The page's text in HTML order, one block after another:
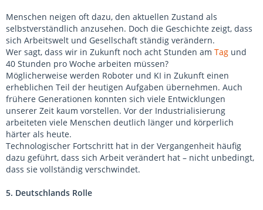
Menschen neigen oft dazu, den aktuellen Zustand als
selbstverständlich anzusehen. Doch die Geschichte zeigt, dass
sich Arbeitswelt und Gesellschaft ständig verändern.
Wer sagt, dass wir in Zukunft noch acht Stunden am Tag und
40 Stunden pro Woche arbeiten müssen?
Möglicherweise werden Roboter und KI in Zukunft einen
erheblichen Teil der heutigen Aufgaben übernehmen. Auch
frühere Generationen konnten sich viele Entwicklungen
unserer Zeit kaum vorstellen. Vor der Industrialisierung
arbeiteten viele Menschen deutlich länger und körperlich
härter als heute.
Technologischer Fortschritt hat in der Vergangenheit häufig
dazu geführt, dass sich Arbeit verändert hat – nicht unbedingt,
dass sie vollständig verschwindet.
5. Deutschlands Rolle